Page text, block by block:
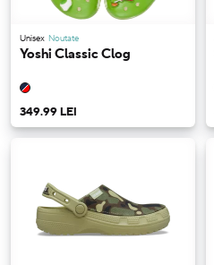
Unisex Noutate
Yoshi Classic Clog
349.99 LEI